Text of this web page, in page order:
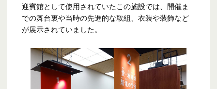
迎賓館として使用されていたこの施設では、開催ま
での舞台裏や当時の先進的な取組、衣装や装飾など
が展示されていました。